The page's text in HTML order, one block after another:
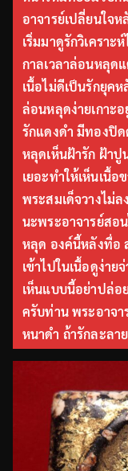
อาจารย์เปลี่ยนใจ
เริ่มมาดูรักวิเคราะ
กาลเวลาล่อนหลุด
เนื้อไม่ดีเป็นรักยุค
ล่อนหลุดง่ายเกาะ
รักแดงดำ มีทองปิ
หลุดเห็นฝ้ารัก ฝ้า
เยอะทำให้เห็นเนื้อ
พระสมเด็จวางไม่
นะพระอาจารย์สอ
หลุด องค์นี้หลังทื่อ
เข้าไปในเนื้อดูง่าย
เห็นแบบนี้อย่าปล่อ
ครับท่าน พระอาจา
หนาดำ ถ้ารักละลา